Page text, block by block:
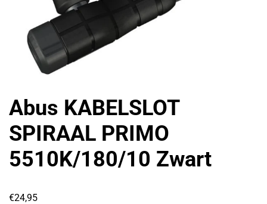
Abus KABELSLOT
SPIRAAL PRIMO
5510K/180/10 Zwart
€24,95